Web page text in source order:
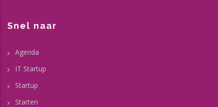
Snel naar
Agenda
IT Startup
Startup
Starten